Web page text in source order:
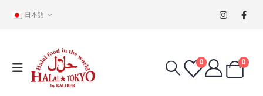
日本語
0 0